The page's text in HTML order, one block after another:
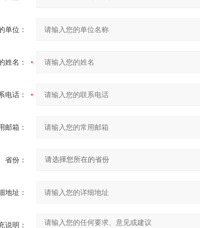
单位：
姓名：
电话：
邮箱：
省份：
地址：
说明：